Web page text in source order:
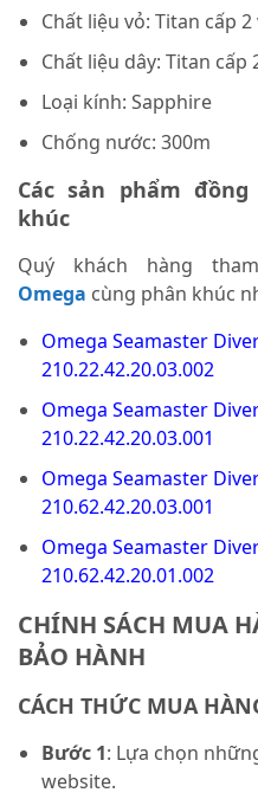
Chất liệu vỏ: Titan cấp
Chất liệu dây: Titan cấp
Loại kính: Sapphire
Chống nước: 300m
Các sản phẩm
khúc
Quý khách hàng
Omega cùng phân khúc
Omega Seamaster
210.22.42.20.03.002
Omega Seamaster
210.22.42.20.03.001
Omega Seamaster
210.62.42.20.03.001
Omega Seamaster
210.62.42.20.01.002
CHÍNH SÁCH MUA
BẢO HÀNH
CÁCH THỨC MUA
Bước 1: Lựa chọn
website.